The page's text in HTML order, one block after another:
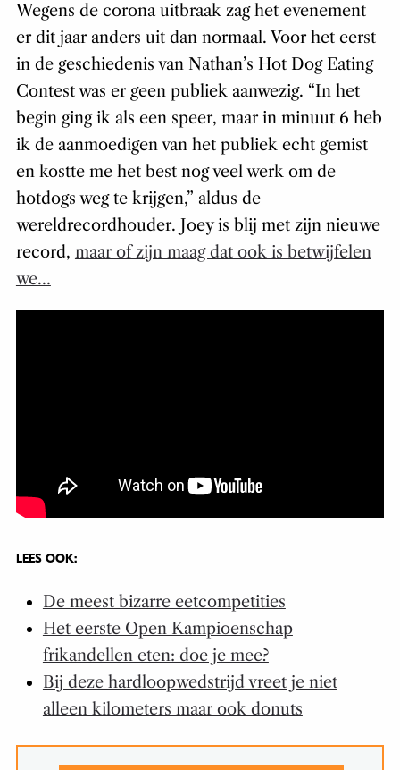
Wegens de corona uitbraak zag het evenement
er dit jaar anders uit dan normaal. Voor het eerst
in de geschiedenis van Nathan’s Hot Dog Eating
Contest was er geen publiek aanwezig. “In het
begin ging ik als een speer, maar in minuut 6 heb
ik de aanmoedigen van het publiek echt gemist
en kostte me het best nog veel werk om de
hotdogs weg te krijgen,” aldus de
wereldrecordhouder. Joey is blij met zijn nieuwe
record, maar of zijn maag dat ook is betwijfelen
we…
LEES OOK:
De meest bizarre eetcompetities
Het eerste Open Kampioenschap
frikandellen eten: doe je mee?
Bij deze hardloopwedstrijd vreet je niet
alleen kilometers maar ook donuts